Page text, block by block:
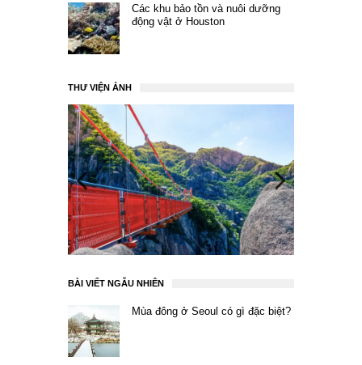
Các khu bảo tồn và nuôi dưỡng
động vật ở Houston
THƯ VIỆN ẢNH
BÀI VIẾT NGẪU NHIÊN
Mùa đông ở Seoul có gì đặc biệt?